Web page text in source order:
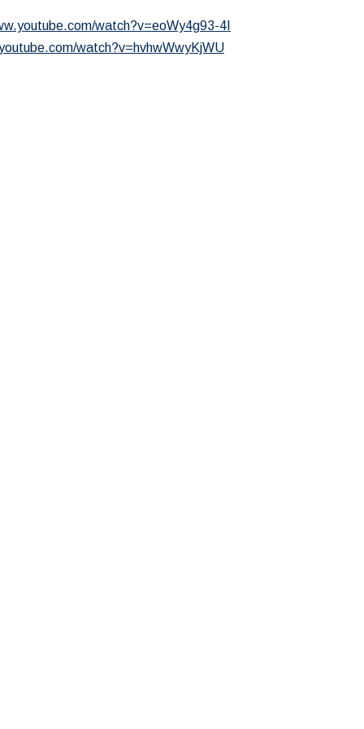
watch?v=eoWy4g93-4I
watch?v=hvhwWwyKjWU